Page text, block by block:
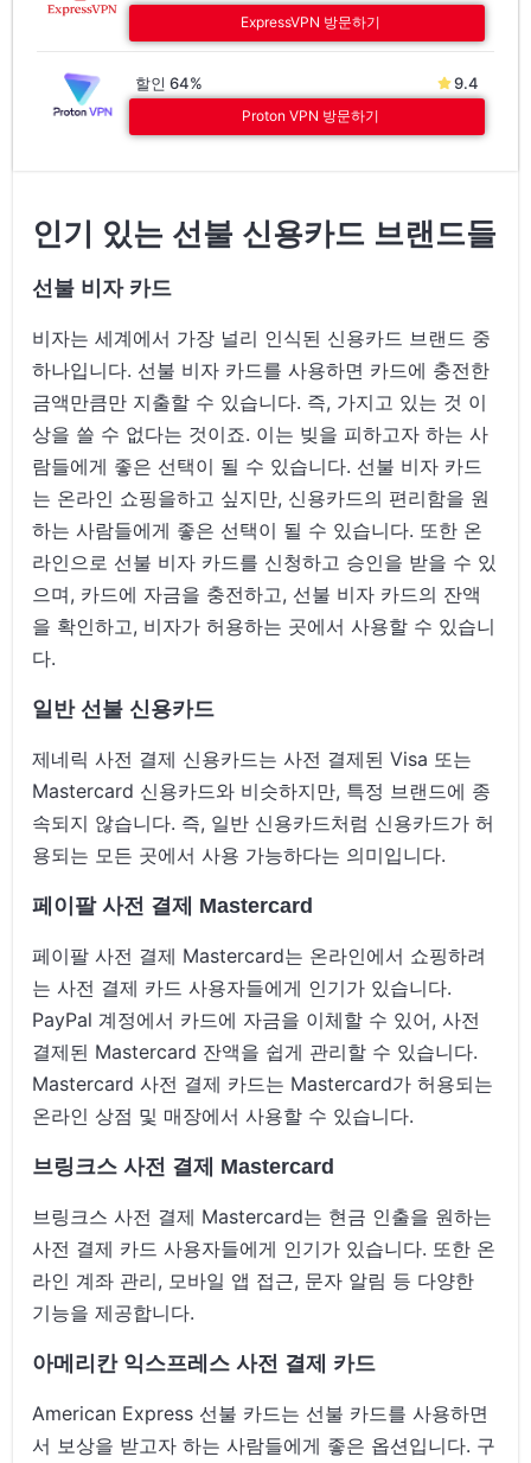
ExpressVPN 방문하기
할인 64% 9.4
Proton VPN 방문하기
인기 있는 선불 신용카드 브랜드들
선불 비자 카드
비자는 세계에서 가장 널리 인식된 신용카드 브랜드 중
하나입니다. 선불 비자 카드를 사용하면 카드에 충전한
금액만큼만 지출할 수 있습니다. 즉, 가지고 있는 것 이
상을 쓸 수 없다는 것이죠. 이는 빚을 피하고자 하는 사
람들에게 좋은 선택이 될 수 있습니다. 선불 비자 카드
는 온라인 쇼핑을하고 싶지만, 신용카드의 편리함을 원
하는 사람들에게 좋은 선택이 될 수 있습니다. 또한 온
라인으로 선불 비자 카드를 신청하고 승인을 받을 수 있
으며, 카드에 자금을 충전하고, 선불 비자 카드의 잔액
을 확인하고, 비자가 허용하는 곳에서 사용할 수 있습니
다.
일반 선불 신용카드
제네릭 사전 결제 신용카드는 사전 결제된 Visa 또는
Mastercard 신용카드와 비슷하지만, 특정 브랜드에 종
속되지 않습니다. 즉, 일반 신용카드처럼 신용카드가 허
용되는 모든 곳에서 사용 가능하다는 의미입니다.
페이팔 사전 결제 Mastercard
페이팔 사전 결제 Mastercard는 온라인에서 쇼핑하려
는 사전 결제 카드 사용자들에게 인기가 있습니다.
PayPal 계정에서 카드에 자금을 이체할 수 있어, 사전
결제된 Mastercard 잔액을 쉽게 관리할 수 있습니다.
Mastercard 사전 결제 카드는 Mastercard가 허용되는
온라인 상점 및 매장에서 사용할 수 있습니다.
브링크스 사전 결제 Mastercard
브링크스 사전 결제 Mastercard는 현금 인출을 원하는
사전 결제 카드 사용자들에게 인기가 있습니다. 또한 온
라인 계좌 관리, 모바일 앱 접근, 문자 알림 등 다양한
기능을 제공합니다.
아메리칸 익스프레스 사전 결제 카드
American Express 선불 카드는 선불 카드를 사용하면
서 보상을 받고자 하는 사람들에게 좋은 옵션입니다. 구